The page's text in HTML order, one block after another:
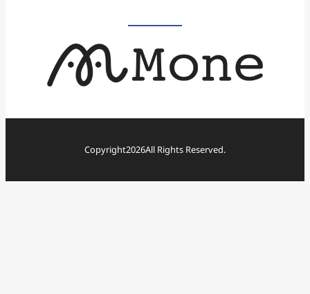
Copyright2026All Rights Reserved.